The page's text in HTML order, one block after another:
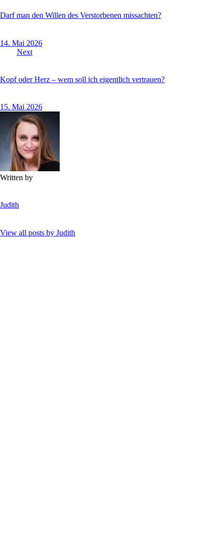
Darf man den Willen des Verstorbenen missachten?
14. Mai 2026
Next
Kopf oder Herz – wem soll ich eigentlich vertrauen?
15. Mai 2026
Written by
Judith
View all posts by Judith